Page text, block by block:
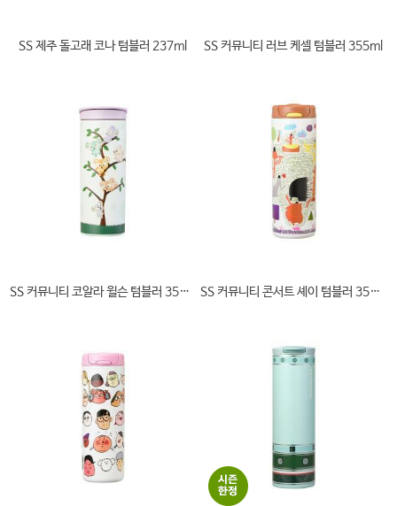
SS 제주 돌고래 코나 텀블러 237ml SS 커뮤니티 러브 케셀 텀블러 355ml
SS 커뮤니티 코알라 윌슨 텀블러 355ml SS 커뮤니티 콘서트 셰이 텀블러 355ml